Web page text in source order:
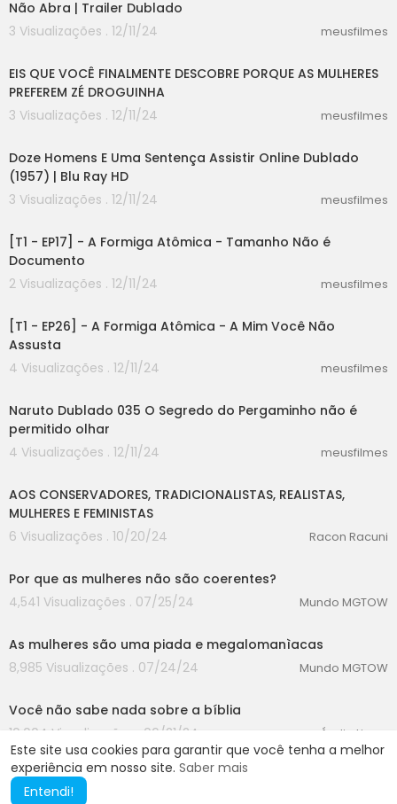
Este site usa cookies para garantir que você tenha a melhor
experiência em nosso site. Saber mais
Entendi!
Não Abra | Trailer Dublado
3 Visualizações . 12/11/24
meusfilmes
EIS QUE VOCÊ FINALMENTE DESCOBRE PORQUE AS MULHERES
PREFEREM ZÉ DROGUINHA
3 Visualizações . 12/11/24
meusfilmes
Doze Homens E Uma Sentença Assistir Online Dublado
(1957) | Blu Ray HD
3 Visualizações . 12/11/24
meusfilmes
[T1 - EP17] - A Formiga Atômica - Tamanho Não é
Documento
2 Visualizações . 12/11/24
meusfilmes
[T1 - EP26] - A Formiga Atômica - A Mim Você Não
Assusta
4 Visualizações . 12/11/24
meusfilmes
Naruto Dublado 035 O Segredo do Pergaminho não é
permitido olhar
4 Visualizações . 12/11/24
meusfilmes
AOS CONSERVADORES, TRADICIONALISTAS, REALISTAS,
MULHERES E FEMINISTAS
6 Visualizações . 10/20/24
Racon Racuni
Por que as mulheres não são coerentes?
4,541 Visualizações . 07/25/24
Mundo MGTOW
As mulheres são uma piada e megalomanìacas
8,985 Visualizações . 07/24/24
Mundo MGTOW
Você não sabe nada sobre a bíblia
10,004 Visualizações . 06/21/24
Áudio Livros